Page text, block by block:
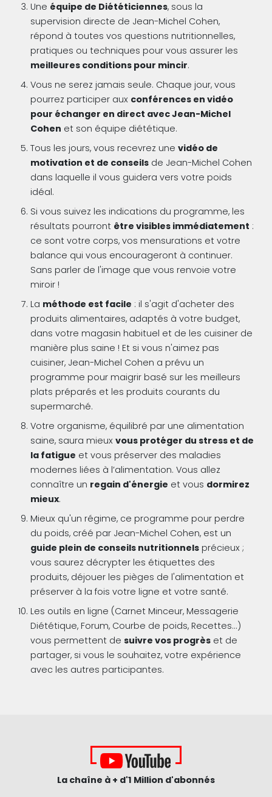
Une équipe de Diététiciennes, sous la
supervision directe de Jean-Michel Cohen,
répond à toutes vos questions nutritionnelles,
pratiques ou techniques pour vous assurer les
meilleures conditions pour mincir.
Vous ne serez jamais seule. Chaque jour, vous
pourrez participer aux conférences en vidéo
pour échanger en direct avec Jean-Michel
Cohen et son équipe diététique.
Tous les jours, vous recevrez une vidéo de
motivation et de conseils de Jean-Michel Cohen
dans laquelle il vous guidera vers votre poids
idéal.
Si vous suivez les indications du programme, les
résultats pourront être visibles immédiatement :
ce sont votre corps, vos mensurations et votre
balance qui vous encourageront à continuer.
Sans parler de l'image que vous renvoie votre
miroir !
La méthode est facile : il s'agit d'acheter des
produits alimentaires, adaptés à votre budget,
dans votre magasin habituel et de les cuisiner de
manière plus saine ! Et si vous n'aimez pas
cuisiner, Jean-Michel Cohen a prévu un
programme pour maigrir basé sur les meilleurs
plats préparés et les produits courants du
supermarché.
Votre organisme, équilibré par une alimentation
saine, saura mieux vous protéger du stress et de
la fatigue et vous préserver des maladies
modernes liées à l’alimentation. Vous allez
connaître un regain d'énergie et vous dormirez
mieux.
Mieux qu'un régime, ce programme pour perdre
du poids, créé par Jean-Michel Cohen, est un
guide plein de conseils nutritionnels précieux ;
vous saurez décrypter les étiquettes des
produits, déjouer les pièges de l'alimentation et
préserver à la fois votre ligne et votre santé.
Les outils en ligne (Carnet Minceur, Messagerie
Diététique, Forum, Courbe de poids, Recettes...)
vous permettent de suivre vos progrès et de
partager, si vous le souhaitez, votre expérience
avec les autres participantes.
La chaîne à + d'1 Million d'abonnés